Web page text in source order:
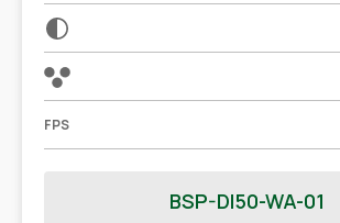
FPS
BSP-DI50-WA-01